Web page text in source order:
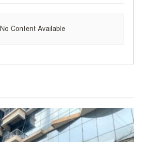
No Content Available